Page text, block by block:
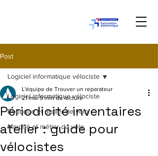
Post
Logiciel informatique vélociste
Boutique et atelier de vélo
Marché et métier du vélo
Logiciel informatique vélociste
Périodicité inventaires
atelier : guide pour
vélocistes
L'équipe de Trouver un reparateur
21 mai 9 min de lecture